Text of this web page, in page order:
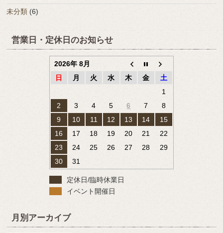
未分類 (6)
営業日・定休日のお知らせ
2026年 8月
日
月 火 水 木 金
土
1
2
3 4 5 6 7
8
9
10 11 12 13 14
15
16
17 18 19 20 21
22
23
24 25 26 27 28
29
30
31
定休日/臨時休業日
イベント開催日
月別アーカイブ